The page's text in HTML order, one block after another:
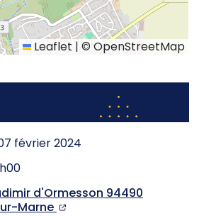
Leaflet | ©OpenStreetMap
février 2024
d'Ormesson 94490
Marne